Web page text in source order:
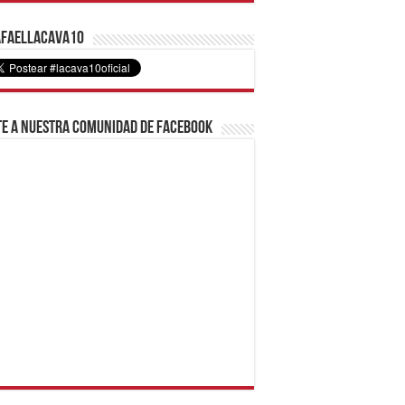
a nuestra comunidad de Facebook